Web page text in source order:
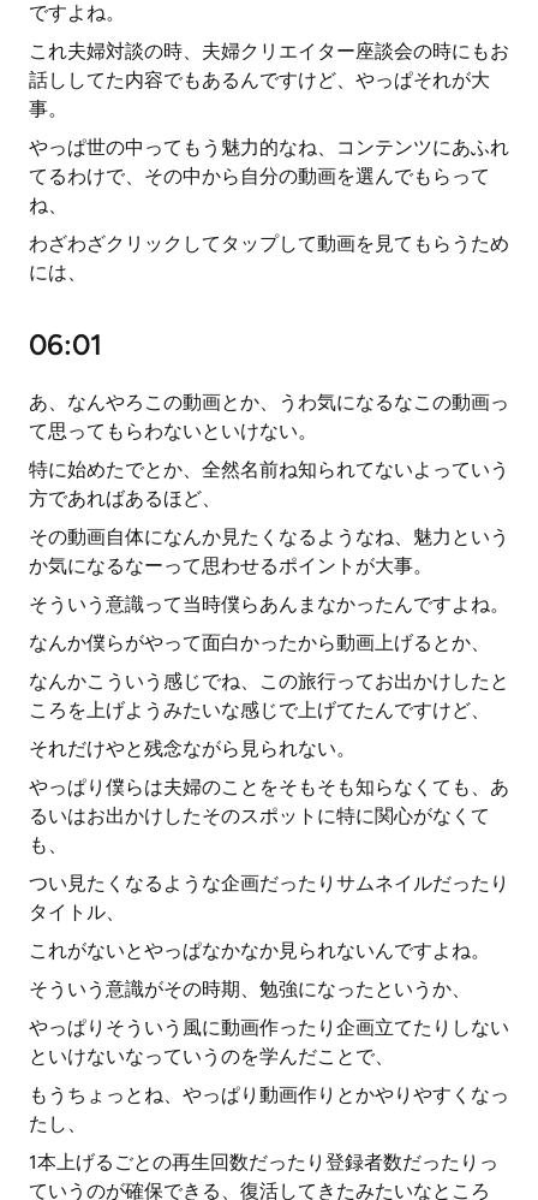
ですよね。
これ夫婦対談の時、夫婦クリエイター座談会の時にもお
話ししてた内容でもあるんですけど、やっぱそれが大
事。
やっぱ世の中ってもう魅力的なね、コンテンツにあふれ
てるわけで、その中から自分の動画を選んでもらって
ね、
わざわざクリックしてタップして動画を見てもらうため
には、
06:01
あ、なんやろこの動画とか、うわ気になるなこの動画っ
て思ってもらわないといけない。
特に始めたでとか、全然名前ね知られてないよっていう
方であればあるほど、
その動画自体になんか見たくなるようなね、魅力という
か気になるなーって思わせるポイントが大事。
そういう意識って当時僕らあんまなかったんですよね。
なんか僕らがやって面白かったから動画上げるとか、
なんかこういう感じでね、この旅行ってお出かけしたと
ころを上げようみたいな感じで上げてたんですけど、
それだけやと残念ながら見られない。
やっぱり僕らは夫婦のことをそもそも知らなくても、あ
るいはお出かけしたそのスポットに特に関心がなくて
も、
つい見たくなるような企画だったりサムネイルだったり
タイトル、
これがないとやっぱなかなか見られないんですよね。
そういう意識がその時期、勉強になったというか、
やっぱりそういう風に動画作ったり企画立てたりしない
といけないなっていうのを学んだことで、
もうちょっとね、やっぱり動画作りとかやりやすくなっ
たし、
1本上げるごとの再生回数だったり登録者数だったりっ
ていうのが確保できる、復活してきたみたいなところ